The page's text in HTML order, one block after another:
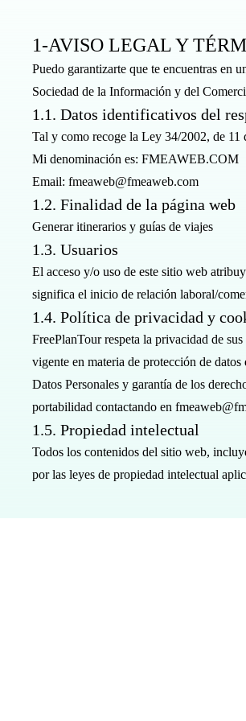
1-AVISO LEGAL Y
Puedo garantizarte que te encuentras en
Sociedad de la Información y del
1.1. Datos identificativos del
Tal y como recoge la Ley 34/2002, de
Mi denominación es: FMEAWEB.COM
Email: fmeaweb@fmeaweb.com
1.2. Finalidad de la página web
Generar itinerarios y guías de viajes
1.3. Usuarios
El acceso y/o uso de este sitio web
significa el inicio de relación laboral/
1.4. Política de privacidad y
FreePlanTour respeta la privacidad de
vigente en materia de protección de
Datos Personales y garantía de los
portabilidad contactando en
1.5. Propiedad intelectual
Todos los contenidos del sitio web,
por las leyes de propiedad intelectual